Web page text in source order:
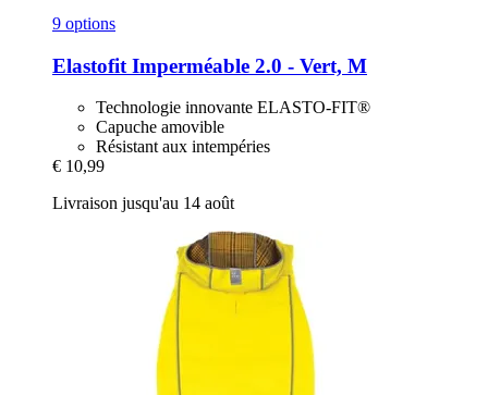
9 options
Elastofit Imperméable 2.0 -​ Vert, M
Technologie innovante ELASTO-FIT®
Capuche amovible
Résistant aux intempéries
€ 10,99
Livraison jusqu'au 14 août